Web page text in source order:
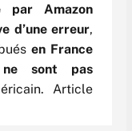
par Amazon
d’une erreur,
en France
sont pas
Article